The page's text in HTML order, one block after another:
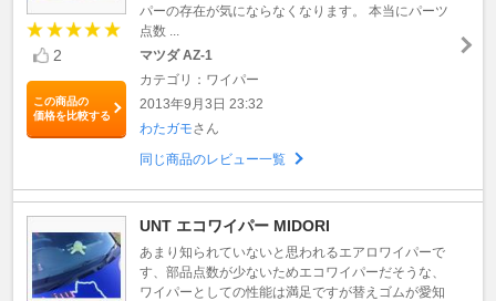
2
この商品の
価格を比較する
パーの存在が気にならなくなります。 本当にパーツ
点数 ...
マツダ AZ-1
カテゴリ：ワイパー
2013年9月3日 23:32
わたガモさん
同じ商品のレビュー一覧
UNT エコワイパー MIDORI
あまり知られていないと思われるエアロワイパーで
す、部品点数が少ないためエコワイパーだそうな、
ワイパーとしての性能は満足ですが替えゴムが愛知